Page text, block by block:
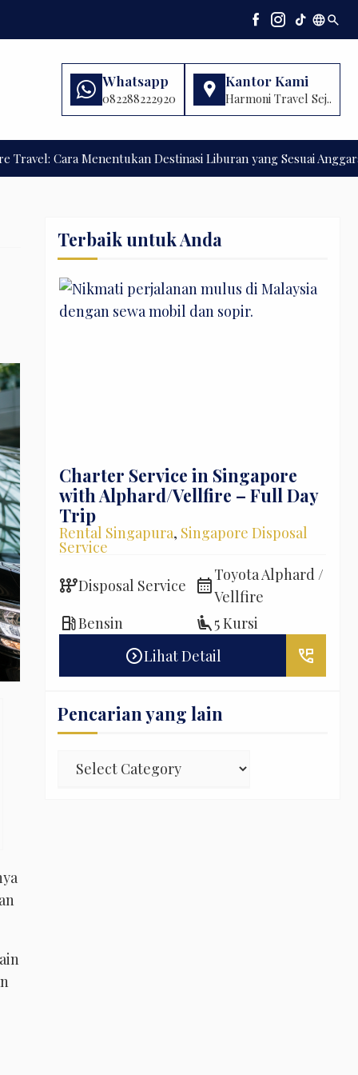
languagesearch
Whatsapp
082288222920
Kantor Kami
Harmoni Travel Sej..
Cara Menentukan Destinasi Liburan yang Sesuai Anggaran Johor
Terbaik untuk Anda
Charter Service in Singapore
with Alphard/Vellfire – Full Day
Trip
Rental Singapura, Singapore Disposal
Service
auto_transmissionDisposal Service calendar_monthToyota Alphard /
Vellfire
local_gas_stationBensin airline_seat_recline_extra5 Kursi
expand_circle_rightLihat Detail perm_phone_msg
Pencarian yang lain
Pencarian